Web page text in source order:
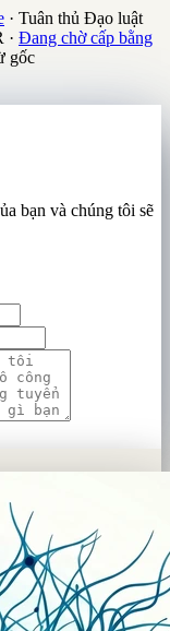
· Tuân thủ Đạo luật
· Đang chờ cấp bằng
gốc
bạn và chúng tôi sẽ